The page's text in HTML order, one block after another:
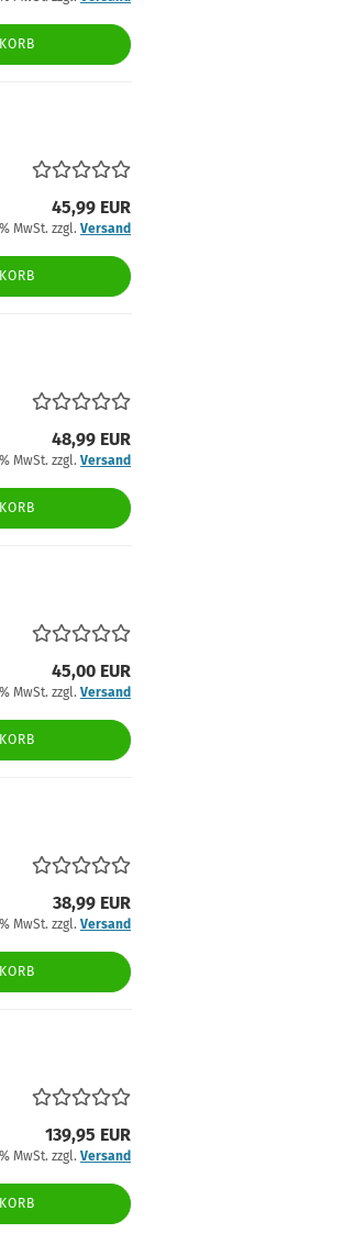
45,99 EUR
MwSt. zzgl. Versand
48,99 EUR
MwSt. zzgl. Versand
45,00 EUR
MwSt. zzgl. Versand
38,99 EUR
MwSt. zzgl. Versand
139,95 EUR
MwSt. zzgl. Versand